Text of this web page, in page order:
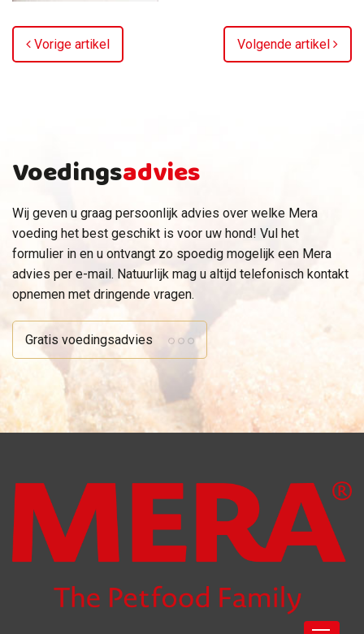
Vorige artikel Volgende artikel
Voedingsadvies
Wij geven u graag persoonlijk advies over welke Mera
voeding het best geschikt is voor uw hond! Vul het
formulier in en u ontvangt zo spoedig mogelijk een Mera
advies per e-mail. Natuurlijk mag u altijd telefonisch kontakt
opnemen met dringende vragen.
Gratis voedingsadvies